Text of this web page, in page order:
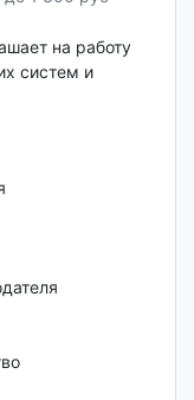
на работу
систем и